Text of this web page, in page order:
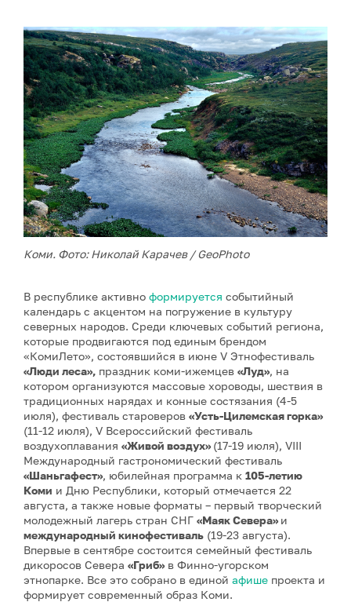
Коми. Фото: Николай Карачев / GeoPhoto
В республике активно формируется событийный
календарь с акцентом на погружение в культуру
северных народов. Среди ключевых событий региона,
которые продвигаются под единым брендом
«КомиЛето», состоявшийся в июне V Этнофестиваль
«Люди леса», праздник коми-ижемцев «Луд», на
котором организуются массовые хороводы, шествия в
традиционных нарядах и конные состязания (4-5
июля), фестиваль староверов «Усть-Цилемская горка»
(11-12 июля), V Всероссийский фестиваль
воздухоплавания «Живой воздух»(17-19 июля), VIII
Международный гастрономический фестиваль
«Шаньгафест», юбилейная программа к 105-летию
Коми и Дню Республики, который отмечается 22
августа, а также новые форматы – первый творческий
молодежный лагерь стран СНГ «Маяк Севера»и
международный кинофестиваль (19-23 августа).
Впервые в сентябре состоится семейный фестиваль
дикоросов Севера «Гриб»в Финно-угорском
этнопарке. Все это собрано в единой афише проекта и
формирует современный образ Коми.